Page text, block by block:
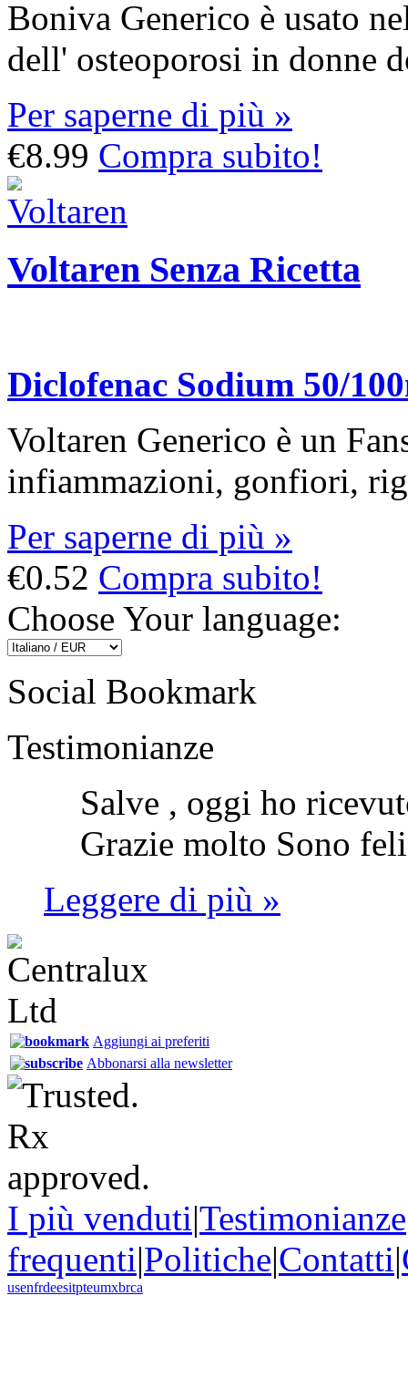
Boniva Generico è usato
dell' osteoporosi in donne
Per saperne di più »
€8.99 Compra subito!
Voltaren Senza Ricetta
Diclofenac Sodium 50/
Voltaren Generico è un
infiammazioni, gonfiori,
Per saperne di più »
€0.52 Compra subito!
Choose Your language:
Social Bookmark
Testimonianze
Salve , oggi ho
Grazie molto Sono
Leggere di più »
Aggiungi ai preferiti
Abbonarsi alla newsletter
I più venduti|Testimonianze
frequenti|Politiche|Contatti|
usenfrdeesitpteumxbrca